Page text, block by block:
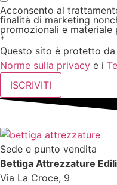
Acconsento al
finalità di marketing
promozionali e
*
Questo sito è protetto
Norme sulla privacy e i
ISCRIVITI
Sede e punto vendita
Bettiga Attrezzature
Via La Croce, 9